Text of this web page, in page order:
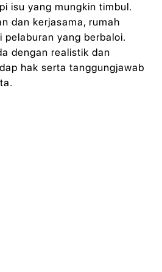
isu yang mungkin timbul.
dan kerjasama, rumah
pelaburan yang berbaloi.
dengan realistik dan
hak serta tanggungjawab